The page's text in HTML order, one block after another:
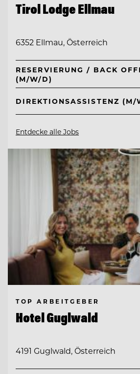
Tirol Lodge Ellmau
6352 Ellmau, Österreich
RESERVIERUNG / BACK
(M/W/D)
DIREKTIONSASSISTENZ (M/
Entdecke alle Jobs
TOP ARBEITGEBER
Hotel Guglwald
4191 Guglwald, Österreich